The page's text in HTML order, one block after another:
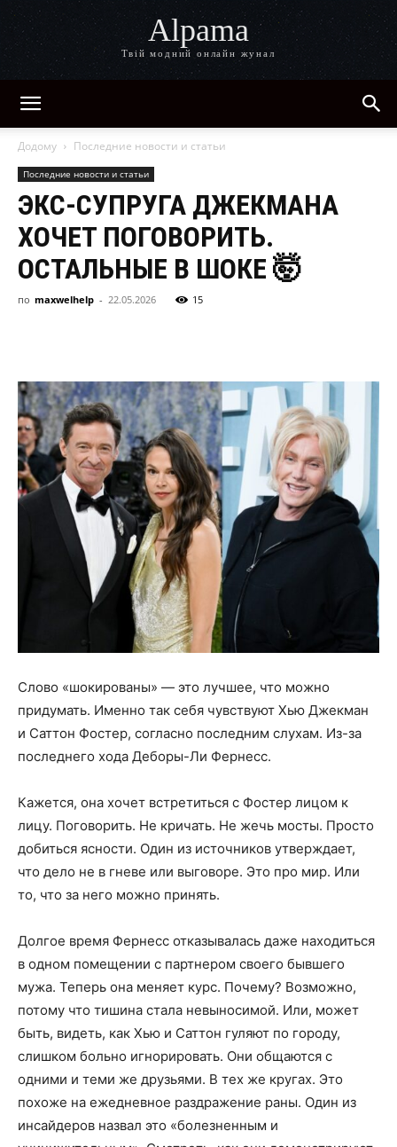
Alpama
Твій модний онлайн жунал
Додому Последние новости и статьи
Последние новости и статьи
ЭКС-СУПРУГА ДЖЕКМАНА
ХОЧЕТ ПОГОВОРИТЬ.
ОСТАЛЬНЫЕ В ШОКЕ 🤯
по maxwelhelp - 22.05.2026 15
Слово «шокированы» — это лучшее, что можно
придумать. Именно так себя чувствуют Хью Джекман
и Саттон Фостер, согласно последним слухам. Из-за
последнего хода Деборы-Ли Фернесс.
Кажется, она хочет встретиться с Фостер лицом к
лицу. Поговорить. Не кричать. Не жечь мосты. Просто
добиться ясности. Один из источников утверждает,
что дело не в гневe или выговоре. Это про мир. Или
то, что за него можно принять.
Долгое время Фернесс отказывалась даже находиться
в одном помещении с партнером своего бывшего
мужа. Теперь она меняет курс. Почему? Возможно,
потому что тишина стала невыносимой. Или, может
быть, видеть, как Хью и Саттон гуляют по городу,
слишком больно игнорировать. Они общаются с
одними и теми же друзьями. В тех же кругах. Это
похоже на ежедневное раздражение раны. Один из
инсайдеров назвал это «болезненным и